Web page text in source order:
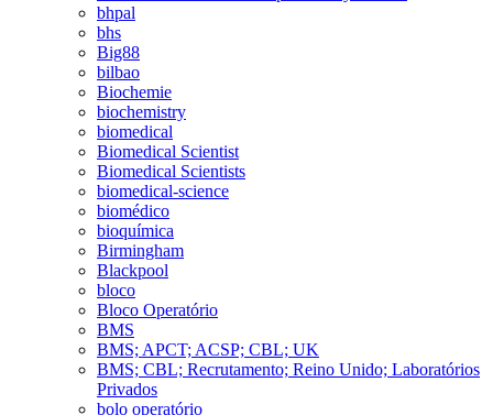
bhpal
bhs
Big88
bilbao
Biochemie
biochemistry
biomedical
Biomedical Scientist
Biomedical Scientists
biomedical-science
biomédico
bioquímica
Birmingham
Blackpool
bloco
Bloco Operatório
BMS
BMS; APCT; ACSP; CBL; UK
BMS; CBL; Recrutamento; Reino Unido; Laboratórios
Privados
bolo operatório